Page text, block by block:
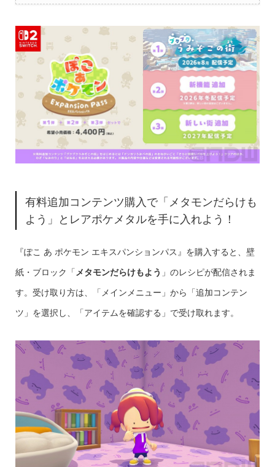
有料追加コンテンツ購入で「メタモンだらけも
よう」とレアポケメタルを手に入れよう！
『ぽこ あ ポケモン エキスパンションパス』を購入すると、壁
紙・ブロック「メタモンだらけもよう 」のレシピが配信されま
す。受け取り方は、「メインメニュー」から「追加コンテン
ツ」を選択し、「アイテムを確認する」で受け取れます。